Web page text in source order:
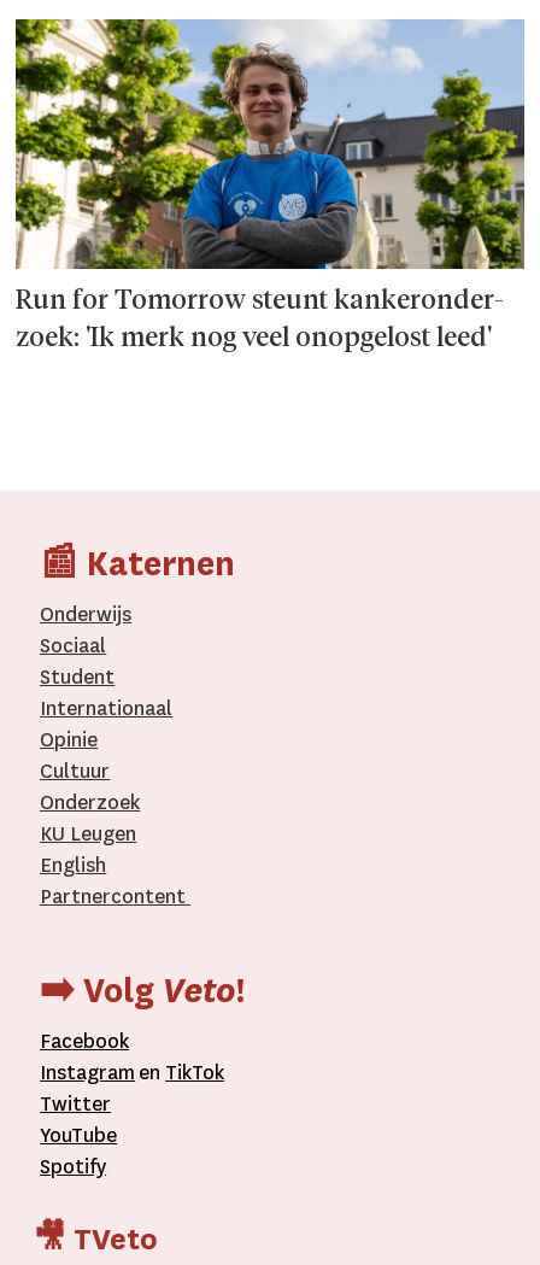
Run for Tomorrow steunt kanker­onder­
zoek: 'Ik merk nog veel onopgelost leed'
📰 Katernen
Onderwijs
Sociaal
Student
Internationaal­
Opinie
Cultuur
Onderzoek
KU Leugen
English
Partnercontent
➡️ Volg Veto!
Facebook
Instagram en TikTok
Twitter
YouTube
Spotify
🎥 TVeto